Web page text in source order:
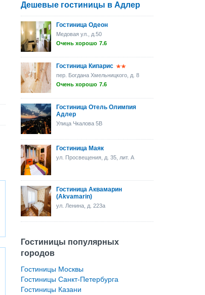
Дешевые гостиницы в Адлер
Гостиница Одеон
Медовая ул., д.50
Очень хорошо 7.6
Гостиница Кипарис
пер. Богдана Хмельницкого, д. 8
Очень хорошо 7.6
Гостиница Отель Олимпия
Адлер
Улица Чкалова 5B
Гостиница Маяк
ул. Просвещения, д. 35, лит. А
Гостиница Аквамарин
(Akvamarin)
ул. Ленина, д. 223а
Гостиницы популярных
городов
Гостиницы Москвы
Гостиницы Санкт-Петербурга
Гостиницы Казани